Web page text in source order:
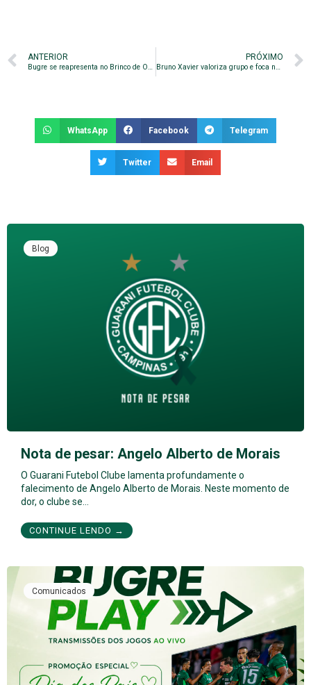
ANTERIOR
Bugre se reapresenta no Brinco de Ouro e segue viagem para Maceió
PRÓXIMO
Bruno Xavier valoriza grupo e foca nos objetivos do Bugre
WhatsApp Facebook Telegram
Twitter Email
Blog
Nota de pesar: Angelo Alberto de Morais
O Guarani Futebol Clube lamenta profundamente o
falecimento de Angelo Alberto de Morais. Neste momento de
dor, o clube se…
CONTINUE LENDO →
Comunicados